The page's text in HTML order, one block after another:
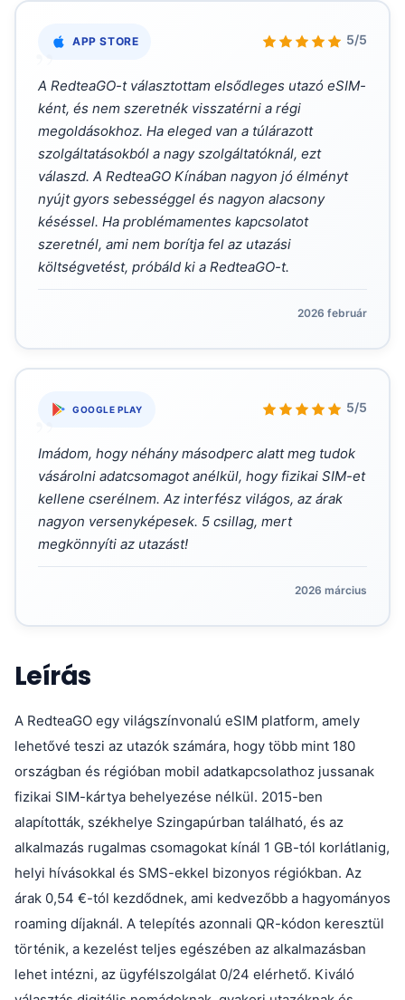
APP STORE 5/5
A RedteaGO-t választottam elsődleges utazó eSIM-
ként, és nem szeretnék visszatérni a régi
megoldásokhoz. Ha eleged van a túlárazott
szolgáltatásokból a nagy szolgáltatóknál, ezt
válaszd. A RedteaGO Kínában nagyon jó élményt
nyújt gyors sebességgel és nagyon alacsony
késéssel. Ha problémamentes kapcsolatot
szeretnél, ami nem borítja fel az utazási
költségvetést, próbáld ki a RedteaGO-t.
2026 február
GOOGLE PLAY 5/5
„
Imádom, hogy néhány másodperc alatt meg tudok
vásárolni adatcsomagot anélkül, hogy fizikai SIM-et
kellene cserélnem. Az interfész világos, az árak
nagyon versenyképesek. 5 csillag, mert
megkönnyíti az utazást!
2026 március
Leírás
A RedteaGO egy világszínvonalú eSIM platform, amely
lehetővé teszi az utazók számára, hogy több mint 180
országban és régióban mobil adatkapcsolathoz jussanak
fizikai SIM-kártya behelyezése nélkül. 2015-ben
alapították, székhelye Szingapúrban található, és az
alkalmazás rugalmas csomagokat kínál 1 GB-tól korlátlanig,
helyi hívásokkal és SMS-ekkel bizonyos régiókban. Az
árak 0,54 €-tól kezdődnek, ami kedvezőbb a hagyományos
roaming díjaknál. A telepítés azonnali QR-kódon keresztül
történik, a kezelést teljes egészében az alkalmazásban
lehet intézni, az ügyfélszolgálat 0/24 elérhető. Kiváló